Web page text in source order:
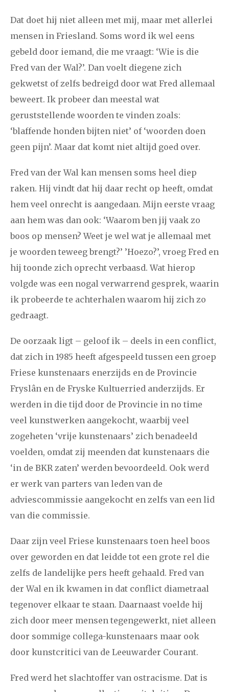
december
2020
februari mei
augustus september oktober november
december
2019
januari februari maart april mei juni juli
augustus november
december
januari februari maart april mei juni juli
november
december
2017
mei
augustus september oktober november
december
2016
januari februari maart april mei
augustus september oktober november
2015
maart april juni
augustus september oktober november
december
2014
januari februari maart april mei juni juli
december
januari februari maart april mei juni juli
februari maart mei juni
Dat doet hij niet alleen met mij, maar met allerlei
mensen in Friesland. Soms word ik wel eens
gebeld door iemand, die me vraagt: ‘Wie is die
Fred van der Wal?’. Dan voelt diegene zich
gekwetst of zelfs bedreigd door wat Fred allemaal
beweert. Ik probeer dan meestal wat
geruststellende woorden te vinden zoals:
‘blaffende honden bijten niet’ of ‘woorden doen
geen pijn’. Maar dat komt niet altijd goed over.
Fred van der Wal kan mensen soms heel diep
raken. Hij vindt dat hij daar recht op heeft, omdat
hem veel onrecht is aangedaan. Mijn eerste vraag
aan hem was dan ook: ‘Waarom ben jij vaak zo
boos op mensen? Weet je wel wat je allemaal met
je woorden teweeg brengt?’ ’Hoezo?’, vroeg Fred en
hij toonde zich oprecht verbaasd. Wat hierop
volgde was een nogal verwarrend gesprek, waarin
ik probeerde te achterhalen waarom hij zich zo
gedraagt.
De oorzaak ligt – geloof ik – deels in een conflict,
dat zich in 1985 heeft afgespeeld tussen een groep
Friese kunstenaars enerzijds en de Provincie
Fryslân en de Fryske Kultuerried anderzijds. Er
werden in die tijd door de Provincie in no time
veel kunstwerken aangekocht, waarbij veel
zogeheten ‘vrije kunstenaars’ zich benadeeld
voelden, omdat zij meenden dat kunstenaars die
‘in de BKR zaten’ werden bevoordeeld. Ook werd
er werk van parters van leden van de
adviescommissie aangekocht en zelfs van een lid
van die commissie.
Daar zijn veel Friese kunstenaars toen heel boos
over geworden en dat leidde tot een grote rel die
zelfs de landelijke pers heeft gehaald. Fred van
der Wal en ik kwamen in dat conflict diametraal
tegenover elkaar te staan. Daarnaast voelde hij
zich door meer mensen tegengewerkt, niet alleen
door sommige collega-kunstenaars maar ook
door kunstcritici van de Leeuwarder Courant.
Fred werd het slachtoffer van ostracisme. Dat is